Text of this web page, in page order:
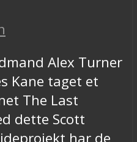
Alex Turner
Kane taget et
The Last
dette Scott
har de